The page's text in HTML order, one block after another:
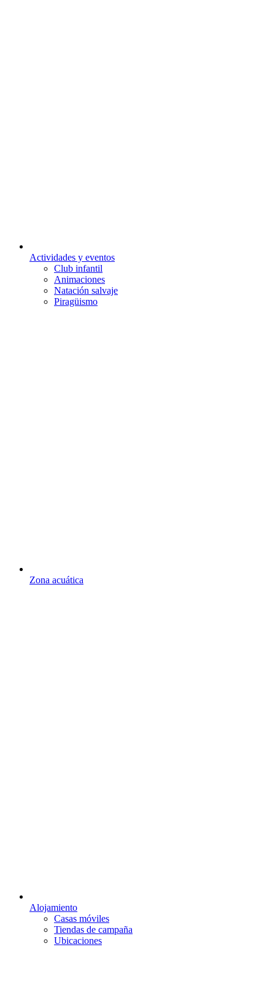
Actividades y eventos
Club infantil
Animaciones
Natación salvaje
Piragüismo
Zona acuática
Alojamiento
Casas móviles
Tiendas de campaña
Ubicaciones